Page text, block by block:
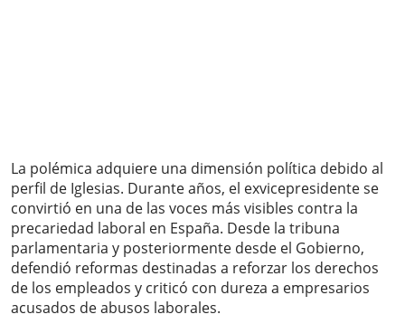
La polémica adquiere una dimensión política debido al
perfil de Iglesias. Durante años, el exvicepresidente se
convirtió en una de las voces más visibles contra la
precariedad laboral en España. Desde la tribuna
parlamentaria y posteriormente desde el Gobierno,
defendió reformas destinadas a reforzar los derechos
de los empleados y criticó con dureza a empresarios
acusados de abusos laborales.